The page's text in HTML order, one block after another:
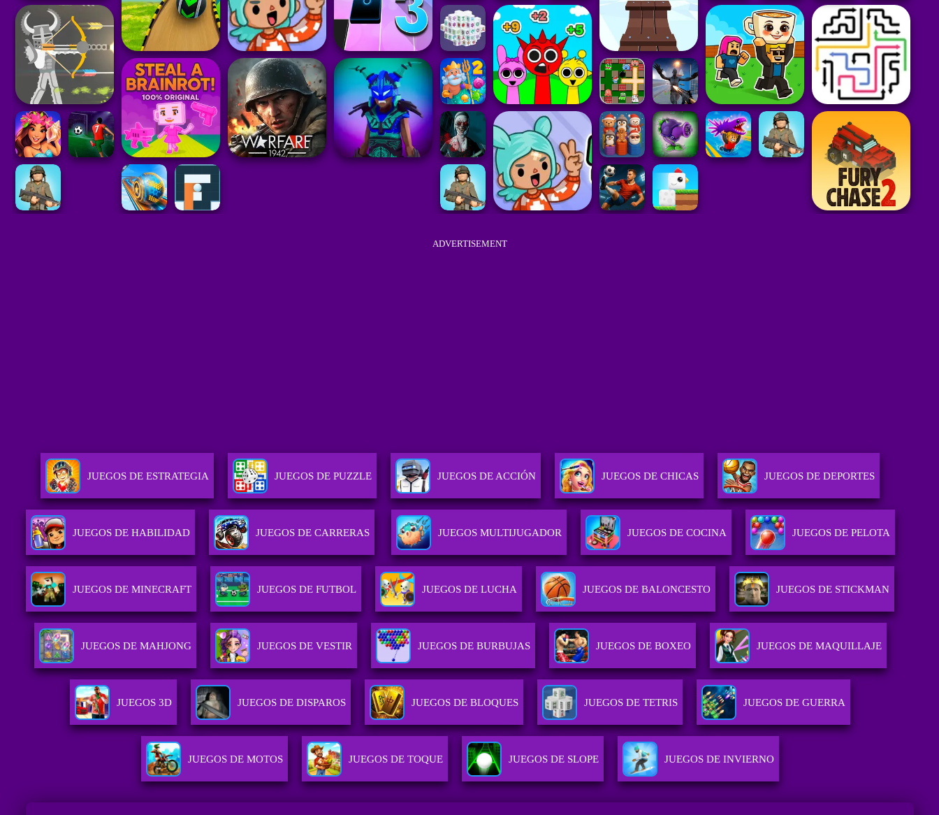
ADVERTISEMENT
JUEGOS DE ESTRATEGIA JUEGOS DE PUZZLE JUEGOS DE ACCIÓN JUEGOS DE CHICAS JUEGOS DE DEPORTES
JUEGOS DE HABILIDAD JUEGOS DE CARRERAS JUEGOS MULTIJUGADOR JUEGOS DE COCINA JUEGOS DE PELOTA
JUEGOS DE MINECRAFT JUEGOS DE FUTBOL JUEGOS DE LUCHA JUEGOS DE BALONCESTO JUEGOS DE STICKMAN
JUEGOS DE MAHJONG JUEGOS DE VESTIR JUEGOS DE BURBUJAS JUEGOS DE BOXEO JUEGOS DE MAQUILLAJE
JUEGOS 3D JUEGOS DE DISPAROS JUEGOS DE BLOQUES JUEGOS DE TETRIS JUEGOS DE GUERRA
JUEGOS DE MOTOS JUEGOS DE TOQUE JUEGOS DE SLOPE JUEGOS DE INVIERNO